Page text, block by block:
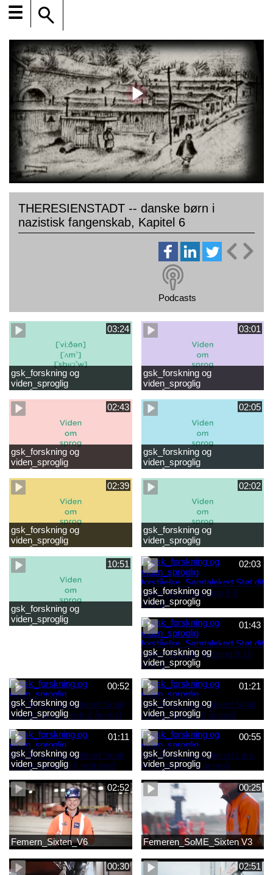
☰
THERESIENSTADT -- danske børn i
nazistisk fangenskab, Kapitel 6
Podcasts
03:24
gsk_forskning og
viden_sproglig
læsevanskeligheder.mp4
03:01
gsk_forskning og
viden_sproglig
første læsning 6-8 år.mp4
02:43
gsk_forskning og
viden_sproglig
forståelse_Støt dit barns
fortsatte læsning 8-10 år.mp4
02:05
gsk_forskning og
viden_sproglig
forståelse_Snak med dit barn
6 mdr-2 år.mp4
02:39
gsk_forskning og
viden_sproglig
forståelse_Snak med dit barn
2-6 år.mp4
02:02
gsk_forskning og
viden_sproglig
forståelse_Snak med din
baby 0-6 mdr.mp4
10:51
gsk_forskning og
viden_sproglig
forståelse_Barnets sproglige
02:03
gsk_forskning og
viden_sproglig
forståelse_Samtalekort Støt
dit barns første læsning 6-8
år.mp3
01:43
gsk_forskning og
viden_sproglig
forståelse_Samtalekort Støt
dit barns fortsatte læsning 8-
10 år.mp3
00:52
gsk_forskning og
viden_sproglig
forståelse_Samtalekort Snak
med dit barn 6 mdr-2 år.mp3
01:21
gsk_forskning og
viden_sproglig
forståelse_Samtalekort Snak
med dit barn 2-6 år.mp3
01:11
gsk_forskning og
viden_sproglig
forståelse_Samtalekort Snak
med din baby 0-6 mdr.mp3
00:55
gsk_forskning og
viden_sproglig
forståelse_Samtalekort Læs,
lyt og skriv 3-6 år.mp3
02:52
Femern_Sixten_V6
00:25
Femeren_SoME_Sixten V3
00:30 02:51